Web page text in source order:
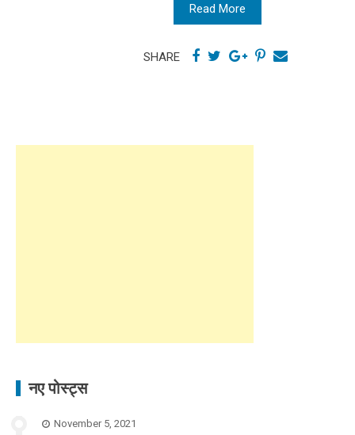
Read More
SHARE
नए पोस्ट्स
November 5, 2021